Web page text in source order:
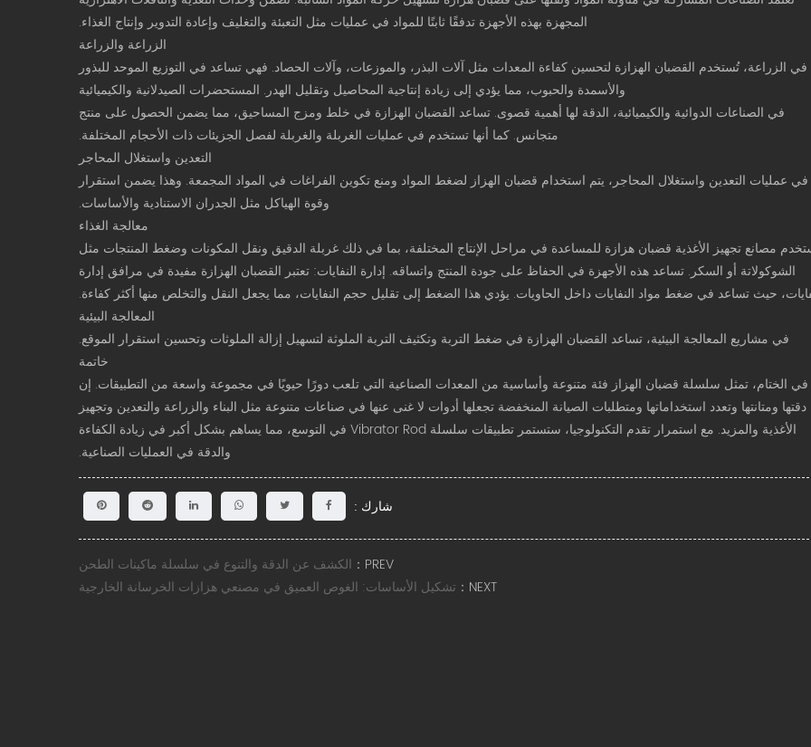
المجهزة بهذه الأجهزة تدفقًا ثابتًا للمواد في عمليات مثل التعبئة والتغليف وإعادة التدوير وإنتاج الغذاء.
الزراعة والزراعة
في الزراعة، تُستخدم القضبان الهزازة لتحسين كفاءة المعدات مثل آلات البذر، والموزعات، وآلات الحصاد. فهي تساعد في التوزيع الموحد للبذور
والأسمدة والحبوب، مما يؤدي إلى زيادة إنتاجية المحاصيل وتقليل الهدر. المستحضرات الصيدلانية والكيميائية
في الصناعات الدوائية والكيميائية، الدقة لها أهمية قصوى. تساعد القضبان الهزازة في خلط ومزج المساحيق، مما يضمن الحصول على منتج
متجانس. كما أنها تستخدم في عمليات الغربلة والغربلة لفصل الجزيئات ذات الأحجام المختلفة.
التعدين واستغلال المحاجر
في عمليات التعدين واستغلال المحاجر، يتم استخدام قضبان الهزاز لضغط المواد ومنع تكوين الفراغات في المواد المجمعة. وهذا يضمن استقرار
وقوة الهياكل مثل الجدران الاستنادية والأساسات.
معالجة الغذاء
مصانع تجهيز الأغذية قضبان هزازة للمساعدة في مراحل الإنتاج المختلفة، بما في ذلك غربلة الدقيق ونقل المكونات وضغط المنتجات مثل
الشوكولاتة أو السكر. تساعد هذه الأجهزة في الحفاظ على جودة المنتج واتساقه. إدارة النفايات: تعتبر القضبان الهزازة مفيدة في مرافق إدارة
حيث تساعد في ضغط مواد النفايات داخل الحاويات. يؤدي هذا الضغط إلى تقليل حجم النفايات، مما يجعل النقل والتخلص منها أكثر كفاءة.
المعالجة البيئية
في مشاريع المعالجة البيئية، تساعد القضبان الهزازة في ضغط التربة وتكثيف التربة الملوثة لتسهيل إزالة الملوثات وتحسين استقرار الموقع.
خاتمة
في الختام، تمثل سلسلة قضبان الهزاز فئة متنوعة وأساسية من المعدات الصناعية التي تلعب دورًا حيويًا في مجموعة واسعة من التطبيقات. إن
دقتها ومتانتها وتعدد استخداماتها ومتطلبات الصيانة المنخفضة تجعلها أدوات لا غنى عنها في صناعات متنوعة مثل البناء والزراعة والتعدين وتجهيز
الأغذية والمزيد. مع استمرار تقدم التكنولوجيا، ستستمر تطبيقات سلسلة Vibrator Rod في التوسع، مما يساهم بشكل أكبر في زيادة الكفاءة
والدقة في العمليات الصناعية.
شارك :
PREV：
الكشف عن الدقة والتنوع في سلسلة ماكينات الطحن
NEXT：
تشكيل الأساسات: الغوص العميق في مصنعي هزازات الخرسانة الخارجية